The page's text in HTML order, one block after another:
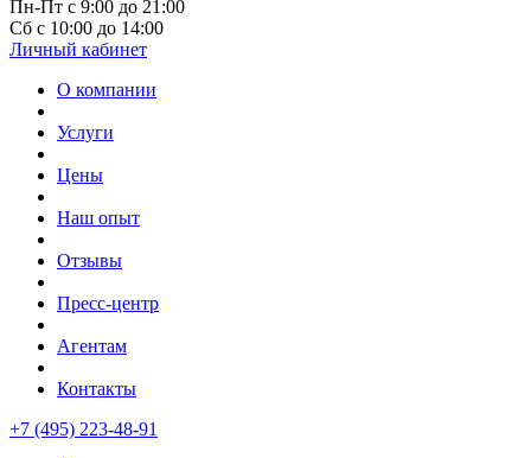
Пн-Пт с 9:00 до 21:00
Сб с 10:00 до 14:00
Личный кабинет
О компании
Услуги
Цены
Наш опыт
Отзывы
Пресс-центр
Агентам
Контакты
+7 (495) 223-48-91